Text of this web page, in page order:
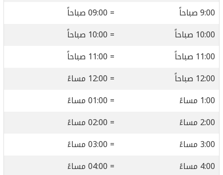
9:00 صباحاً
= 09:00 صباحاً
10:00 صباحاً
= 10:00 صباحاً
11:00 صباحاً
= 11:00 صباحاً
12:00 صباحاً
= 12:00 مساءً
1:00 مساءً
= 01:00 مساءً
2:00 مساءً
= 02:00 مساءً
3:00 مساءً
= 03:00 مساءً
4:00 مساءً
= 04:00 مساءً